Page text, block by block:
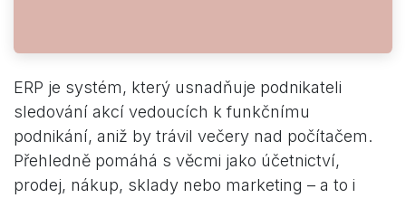
ERP je systém, který usnadňuje podnikateli
sledování akcí vedoucích k funkčnímu
podnikání, aniž by trávil večery nad počítačem.
Přehledně pomáhá s věcmi jako účetnictví,
prodej, nákup, sklady nebo marketing – a to i